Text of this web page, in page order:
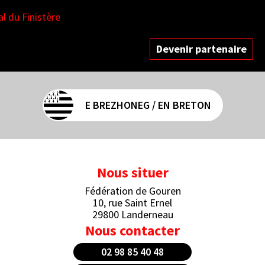
Devenir partenaire
E BREZHONEG / EN BRETON
Nous situer
Fédération de Gouren
10, rue Saint Ernel
29800 Landerneau
Nous contacter
02 98 85 40 48